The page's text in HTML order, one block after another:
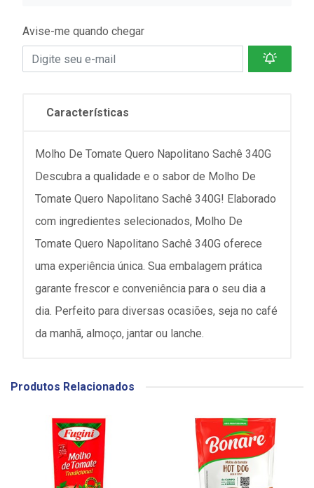
Avise-me quando chegar
Características
Molho De Tomate Quero Napolitano Sachê 340G
Descubra a qualidade e o sabor de Molho De
Tomate Quero Napolitano Sachê 340G! Elaborado
com ingredientes selecionados, Molho De
Tomate Quero Napolitano Sachê 340G oferece
uma experiência única. Sua embalagem prática
garante frescor e conveniência para o seu dia a
dia. Perfeito para diversas ocasiões, seja no café
da manhã, almoço, jantar ou lanche.
Produtos Relacionados